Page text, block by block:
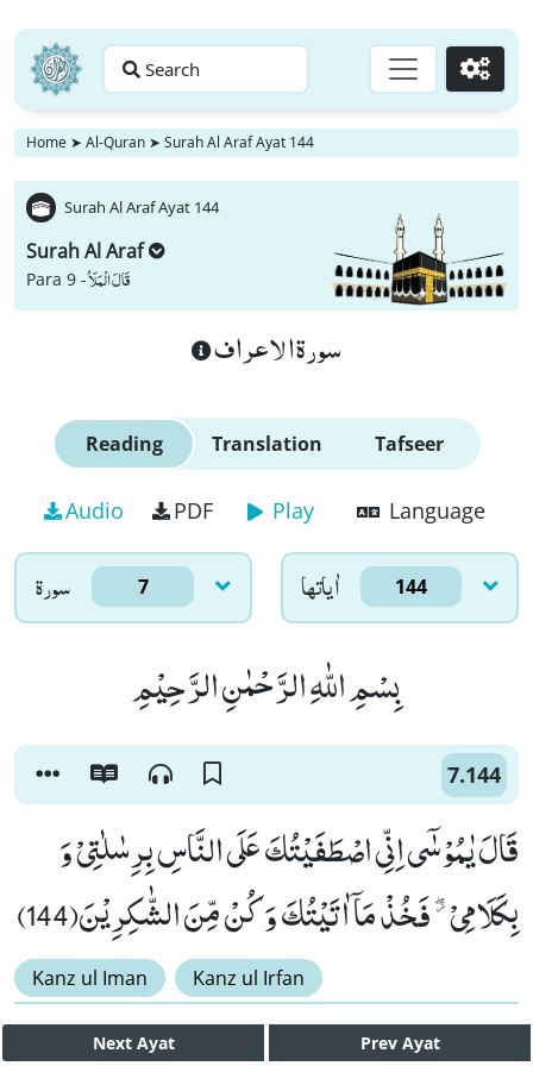
Search Go
Home ➤ Al-Quran ➤ Surah Al Araf Ayat 144
Surah Al Araf Ayat 144
Surah Al Araf
Para 9 -قَالَ الْمَلَاُ
سورة الاعراف
Reading Translation Tafseer
Audio PDF Play Language
سورۃ 7 اٰياتها 144
بِسْمِ اللّٰهِ الرَّحْمٰنِ الرَّحِیْمِ
7.144
قَالَ یٰمُوْسٰۤى اِنِّی اصْطَفَیْتُكَ عَلَى النَّاسِ بِرِسٰلٰتِیْ وَ
بِكَلَامِیْ ﳲ فَخُذْ مَاۤ اٰتَیْتُكَ وَ كُنْ مِّنَ الشّٰكِرِیْنَ(144)
Kanz ul Iman Kanz ul Irfan
Next Ayat Prev Ayat